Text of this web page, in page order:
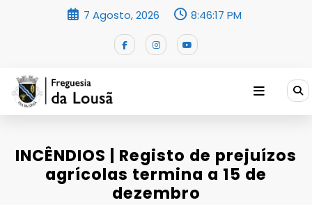
7 Agosto, 2026 8:46:17 PM
INCÊNDIOS | Registo de prejuízos
agrícolas termina a 15 de
dezembro